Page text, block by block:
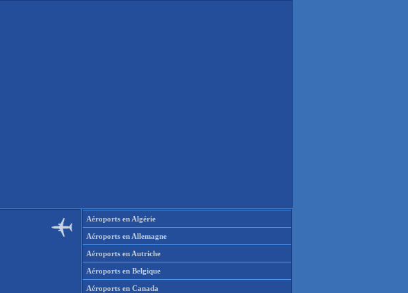
Aéroports en Algérie
Aéroports en Allemagne
Aéroports en Autriche
Aéroports en Belgique
Aéroports en Canada